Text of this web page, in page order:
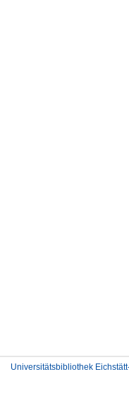
Universitätsbibliothek